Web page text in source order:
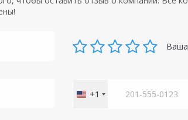
United
+1